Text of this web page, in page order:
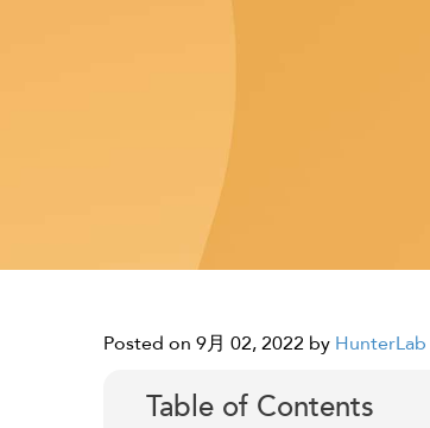
Posted on 9月 02, 2022 by HunterLab
Table of Contents